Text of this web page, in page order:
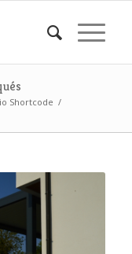
Shortcode /